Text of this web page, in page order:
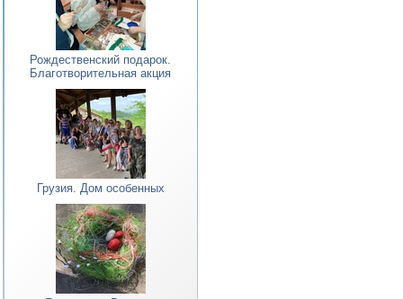
Рождественский подарок.
Благотворительная акция
Грузия. Дом особенных